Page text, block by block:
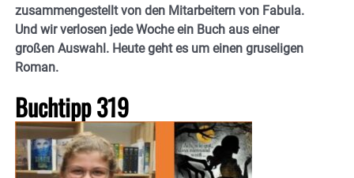
zusammengestellt von den Mitarbeitern von Fabula.
Und wir verlosen jede Woche ein Buch aus einer
großen Auswahl. Heute geht es um einen gruseligen
Roman.
Buchtipp 319